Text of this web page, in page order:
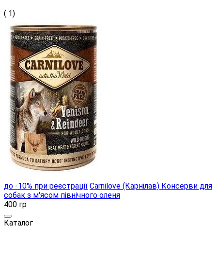
( 1)
до -10% при реєстрації Carnilove (Карнілав) Консерви для
собак з м'ясом північного оленя
400 гр
Каталог